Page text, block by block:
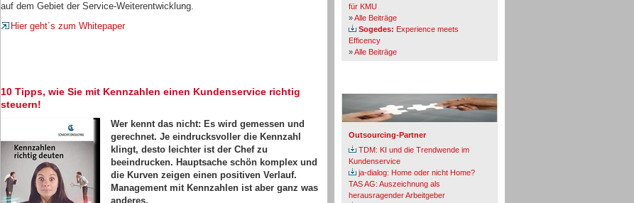
auf dem Gebiet der Service-Weiterentwicklung.
Hier geht´s zum Whitepaper
10 Tipps, wie Sie mit Kennzahlen einen Kundenservice richtig
steuern!
Wer kennt das nicht: Es wird gemessen und
gerechnet. Je eindrucksvoller die Kennzahl
klingt, desto leichter ist der Chef zu
beeindrucken. Hauptsache schön komplex und
die Kurven zeigen einen positiven Verlauf.
Management mit Kennzahlen ist aber ganz was
anderes.
für KMU
»Alle Beiträge
Sogedes: Experience meets
Efficency
»Alle Beiträge
Outsourcing-Partner
TDM: KI und die Trendwende im
Kundenservice
ja-dialog: Home oder nicht Home?
TAS AG: Auszeichnung als
herausragender Arbeitgeber